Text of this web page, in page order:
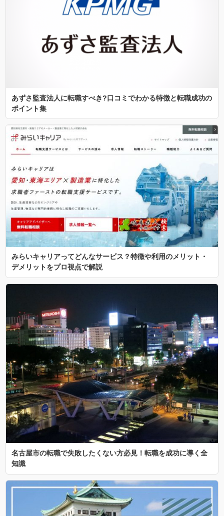
あずさ監査法人に転職すべき?口コミでわかる特徴と転職成功の
ポイント集
みらいキャリアってどんなサービス？特徴や利用のメリット・
デメリットをプロ視点で解説
名古屋市の転職で失敗したくない方必見！転職を成功に導く全
知識